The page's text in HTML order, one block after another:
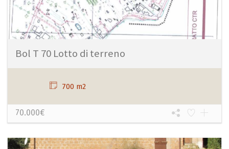
Bol T 70 Lotto di terreno
700 m2
70.000€